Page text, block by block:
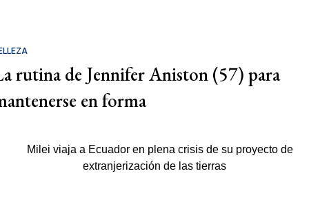
rutina de Jennifer Aniston (57) para
en forma